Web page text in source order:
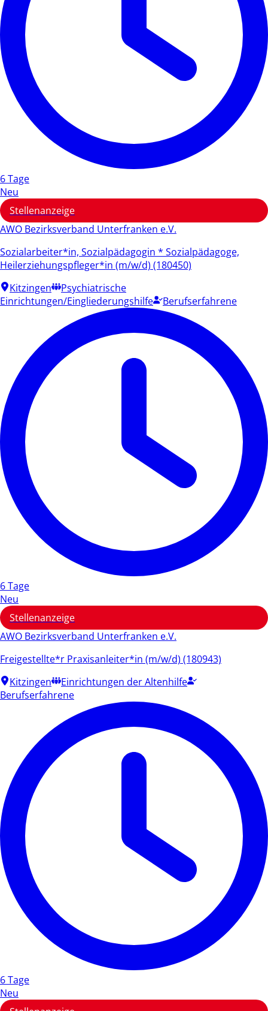
6 Tage
Neu
Stellenanzeige
AWO Bezirksverband Unterfranken e.V.
Sozialarbeiter*in, Sozialpädagogin * Sozialpädagoge,
Heilerziehungspfleger*in (m/w/d) (180450)
Kitzingen
Psychiatrische
Einrichtungen/Eingliederungshilfe
Berufserfahrene
6 Tage
Neu
Stellenanzeige
AWO Bezirksverband Unterfranken e.V.
Freigestellte*r Praxisanleiter*in (m/w/d) (180943)
Kitzingen
Einrichtungen der Altenhilfe
Berufserfahrene
6 Tage
Neu